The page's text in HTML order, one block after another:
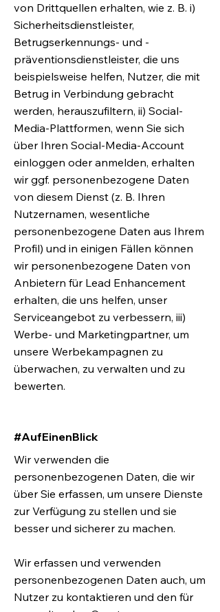
von Drittquellen erhalten, wie z. B. i)
Sicherheitsdienstleister,
Betrugserkennungs- und -
präventionsdienstleister, die uns
beispielsweise helfen, Nutzer, die mit
Betrug in Verbindung gebracht
werden, herauszufiltern, ii) Social-
Media-Plattformen, wenn Sie sich
über Ihren Social-Media-Account
einloggen oder anmelden, erhalten
wir ggf. personenbezogene Daten
von diesem Dienst (z. B. Ihren
Nutzernamen, wesentliche
personenbezogene Daten aus Ihrem
Profil) und in einigen Fällen können
wir personenbezogene Daten von
Anbietern für Lead Enhancement
erhalten, die uns helfen, unser
Serviceangebot zu verbessern, iii)
Werbe- und Marketingpartner, um
unsere Werbekampagnen zu
überwachen, zu verwalten und zu
bewerten.
#AufEinenBlick
Wir verwenden die
personenbezogenen Daten, die wir
über Sie erfassen, um unsere Dienste
zur Verfügung zu stellen und sie
besser und sicherer zu machen.
Wir erfassen und verwenden
personenbezogenen Daten auch, um
Nutzer zu kontaktieren und den für